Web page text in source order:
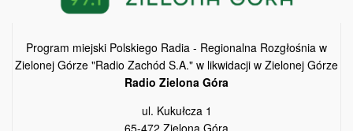
Program miejski Polskiego Radia - Regionalna Rozgłośnia w
Zielonej Górze "Radio Zachód S.A." w likwidacji w Zielonej Górze
Radio Zielona Góra
ul. Kukułcza 1
65-472 Zielona Góra